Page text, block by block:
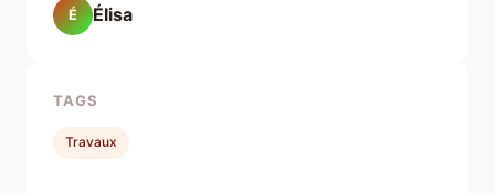
É Élisa
TAGS
Travaux